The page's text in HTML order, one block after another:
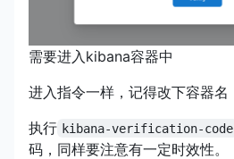
需要进入kibana容器中
进入指令一样，记得改下容器名
执行 kibana-verification-code
码，同样要注意有一定时效性。